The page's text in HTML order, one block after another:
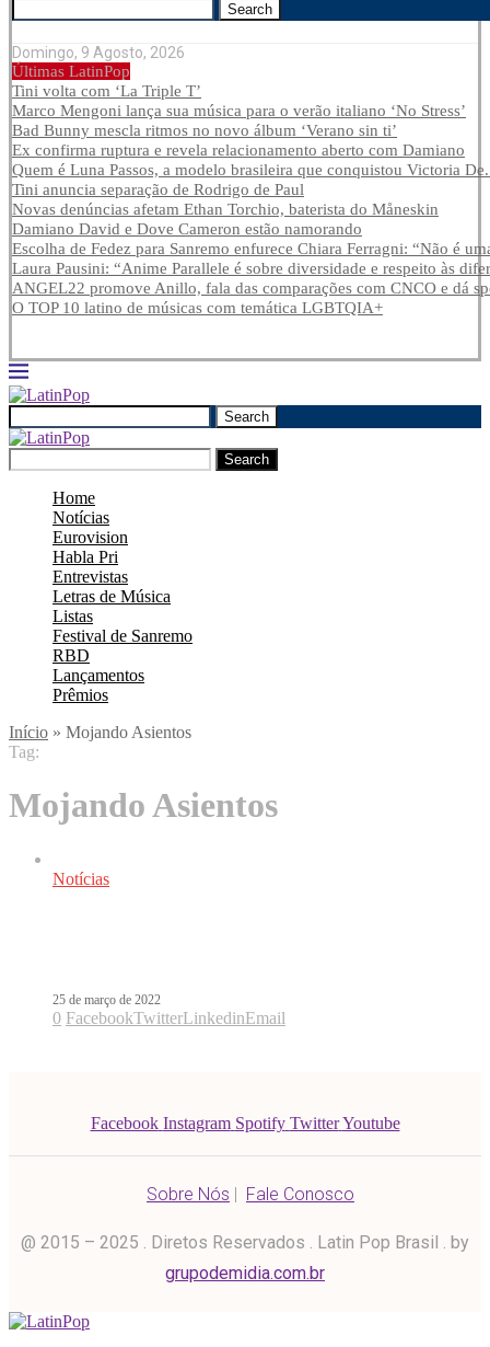
Search
Domingo, 9 Agosto, 2026
Últimas LatinPop
Tini volta com ‘La Triple T’
Marco Mengoni lança sua música para o verão italiano ‘No Stress’
Bad Bunny mescla ritmos no novo álbum ‘Verano sin ti’
Ex confirma ruptura e revela relacionamento aberto com Damiano
Quem é Luna Passos, a modelo brasileira que conquistou Victoria
Tini anuncia separação de Rodrigo de Paul
Novas denúncias afetam Ethan Torchio, baterista do Måneskin
Damiano David e Dove Cameron estão namorando
Escolha de Fedez para Sanremo enfurece Chiara Ferragni: “Não é
Laura Pausini: “Anime Parallele é sobre diversidade e respeito às
ANGEL22 promove Anillo, fala das comparações com CNCO e dá
O TOP 10 latino de músicas com temática LGBTQIA+
Search
Search
Home
Notícias
Eurovision
Habla Pri
Entrevistas
Letras de Música
Listas
Festival de Sanremo
RBD
Lançamentos
Prêmios
Início » Mojando Asientos
Tag:
Mojando Asientos
Notícias
25 de março de 2022
0 FacebookTwitterLinkedinEmail
Facebook Instagram Spotify Twitter Youtube
Sobre Nós | Fale Conosco
@ 2015 – 2025 . Diretos Reservados . Latin Pop Brasil . by
grupodemidia.com.br